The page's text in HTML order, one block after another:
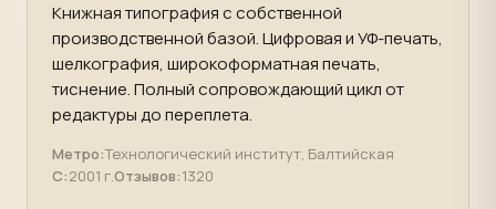
Книжная типография с собственной
производственной базой. Цифровая и УФ-печать,
шелкография, широкоформатная печать,
тиснение. Полный сопровождающий цикл от
редактуры до переплета.
Метро:Технологический институт, Балтийская
С:2001 г.Отзывов:1320